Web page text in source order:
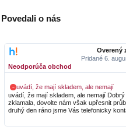
Povedali o nás
Overený
Pridané 6.
Neodporúča obchod
− uvádí, že mají skladem, ale nemají
uvádí, že mají skladem, ale nemají Dobrý den, mrzí nás, že Vás tato situace
zklamala, dovolte nám však upřesnit průběh
druhý den ráno jsme Vás telefonicky
dodavatele. Jelikož zboží nebylo k